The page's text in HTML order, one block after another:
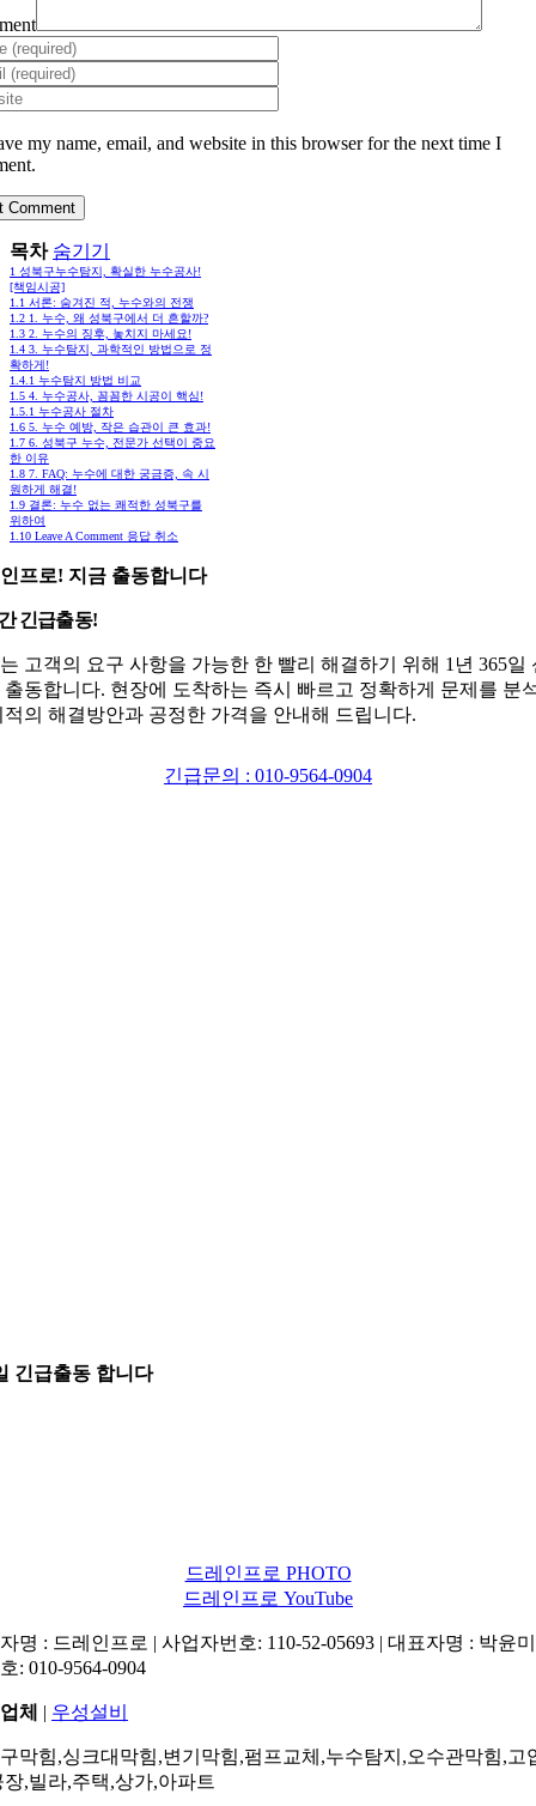
my name, email, and website in this browser for the next time I
목차 숨기기
1 성북구누수탐지, 확실한 누수공사!
[책임시공]
1.1 서론: 숨겨진 적, 누수와의 전쟁
1.2 1. 누수, 왜 성북구에서 더 흔할까?
1.3 2. 누수의 징후, 놓치지 마세요!
1.4 3. 누수탐지, 과학적인 방법으로 정
확하게!
1.4.1 누수탐지 방법 비교
1.5 4. 누수공사, 꼼꼼한 시공이 핵심!
1.5.1 누수공사 절차
1.6 5. 누수 예방, 작은 습관이 큰 효과!
1.7 6. 성북구 누수, 전문가 선택이 중요
한 이유
1.8 7. FAQ: 누수에 대한 궁금증, 속 시
원하게 해결!
1.9 결론: 누수 없는 쾌적한 성북구를
위하여
1.10 Leave A Comment 응답 취소
프로! 지금 출동합니다
긴급출동!
고객의 요구 사항을 가능한 한 빨리 해결하기 위해 1년 365일
출동합니다. 현장에 도착하는 즉시 빠르고 정확하게 문제를 분
적의 해결방안과 공정한 가격을 안내해 드립니다.
긴급문의 : 010-9564-0904
긴급출동 합니다
드레인프로 PHOTO
드레인프로 YouTube
명 : 드레인프로 | 사업자번호: 110-52-05693 | 대표자명 : 박윤
: 010-9564-0904
체 | 우성설비
막힘,싱크대막힘,변기막힘,펌프교체,누수탐지,오수관막힘,고
장,빌라,주택,상가,아파트